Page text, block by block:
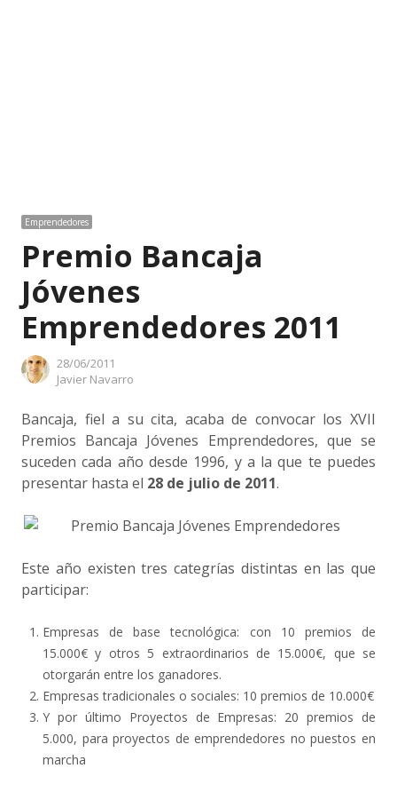
Emprendedores
Premio Bancaja
Jóvenes
Emprendedores 2011
28/06/2011
Author
Javier Navarro
Bancaja, fiel a su cita, acaba de convocar los XVII
Premios Bancaja Jóvenes Emprendedores, que se
suceden cada año desde 1996, y a la que te puedes
presentar hasta el 28 de julio de 2011.
Este año existen tres categrías distintas en las que
participar:
Empresas de base tecnológica: con 10 premios de
15.000€ y otros 5 extraordinarios de 15.000€, que se
otorgarán entre los ganadores.
Empresas tradicionales o sociales: 10 premios de 10.000€
Y por último Proyectos de Empresas: 20 premios de
5.000, para proyectos de emprendedores no puestos en
marcha